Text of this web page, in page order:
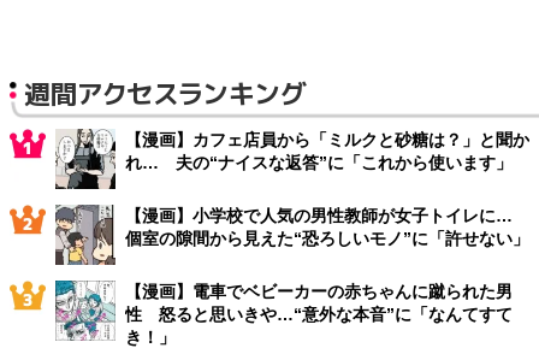
週間アクセスランキング
【漫画】カフェ店員から「ミルクと砂糖は？」と聞か
れ… 夫の“ナイスな返答”に「これから使います」
【漫画】小学校で人気の男性教師が女子トイレに…
個室の隙間から見えた“恐ろしいモノ”に「許せない」
【漫画】電車でベビーカーの赤ちゃんに蹴られた男
性 怒ると思いきや…“意外な本音”に「なんてすて
き！」